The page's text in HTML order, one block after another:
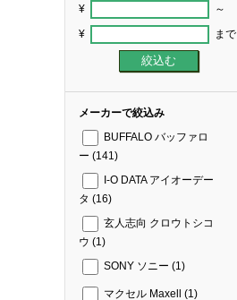
¥ ～
¥ まで
メーカーで絞込み
BUFFALO バッファロ
ー (141)
I-O DATA アイオーデー
タ (16)
玄人志向 クロウトシコ
ウ (1)
SONY ソニー (1)
マクセル Maxell (1)